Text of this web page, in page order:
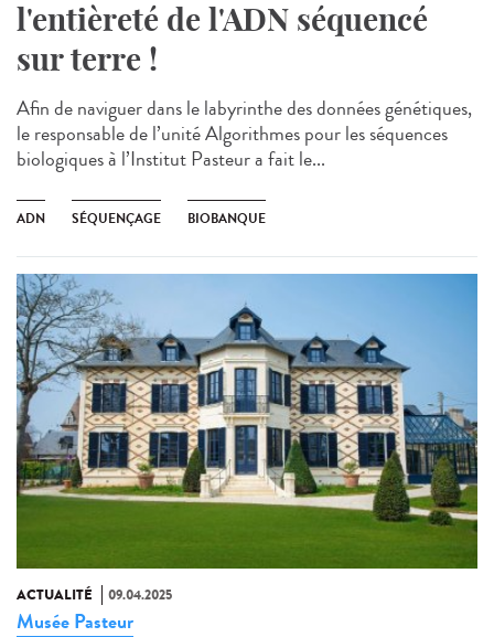
l'entièreté de l'ADN séquencé
sur terre !
Afin de naviguer dans le labyrinthe des données génétiques,
le responsable de l’unité Algorithmes pour les séquences
biologiques à l’Institut Pasteur a fait le...
ADN SÉQUENÇAGE BIOBANQUE
ACTUALITÉ 09.04.2025
Musée Pasteur